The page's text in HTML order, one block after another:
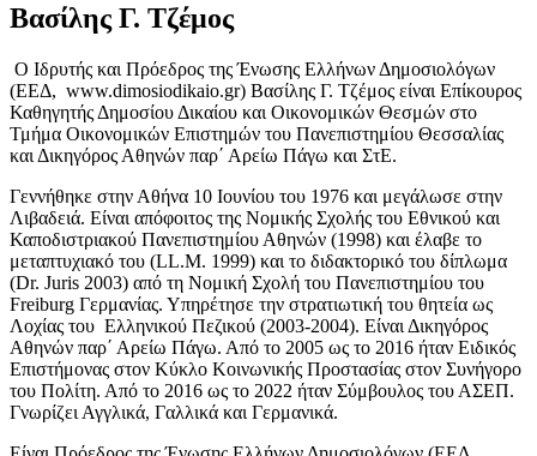
Βασίλης Γ. Τζέμος
Ο Ιδρυτής και Πρόεδρος της Ένωσης Ελλήνων Δημοσιολόγων
(ΕΕΔ, www.dimosiodikaio.gr) Βασίλης Γ. Τζέμος είναι Επίκουρος
Καθηγητής Δημοσίου Δικαίου και Οικονομικών Θεσμών στο
Τμήμα Οικονομικών Επιστημών του Πανεπιστημίου Θεσσαλίας
και Δικηγόρος Αθηνών παρ΄ Αρείω Πάγω και ΣτΕ.
Γεννήθηκε στην Αθήνα 10 Ιουνίου του 1976 και μεγάλωσε στην
Λιβαδειά. Είναι απόφοιτος της Νομικής Σχολής του Εθνικού και
Καποδιστριακού Πανεπιστημίου Αθηνών (1998) και έλαβε το
μεταπτυχιακό του (LL.M. 1999) και το διδακτορικό του δίπλωμα
(Dr. Juris 2003) από τη Νομική Σχολή του Πανεπιστημίου του
Freiburg Γερμανίας. Υπηρέτησε την στρατιωτική του θητεία ως
Λοχίας του Ελληνικού Πεζικού (2003-2004). Είναι Δικηγόρος
Αθηνών παρ΄ Αρείω Πάγω. Από το 2005 ως το 2016 ήταν Ειδικός
Επιστήμονας στον Κύκλο Κοινωνικής Προστασίας στον Συνήγορο
του Πολίτη. Από το 2016 ως το 2022 ήταν Σύμβουλος του ΑΣΕΠ.
Γνωρίζει Αγγλικά, Γαλλικά και Γερμανικά.